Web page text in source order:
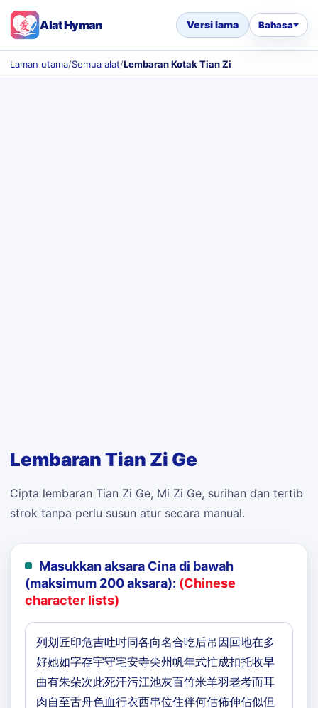
Alat Hyman Versi lama Bahasa
Laman utama/Semua alat/Lembaran Kotak Tian Zi
Lembaran Tian Zi Ge
Cipta lembaran Tian Zi Ge, Mi Zi Ge, surihan dan tertib
strok tanpa perlu susun atur secara manual.
Masukkan aksara Cina di bawah
(maksimum 200 aksara): (Chinese
character lists)